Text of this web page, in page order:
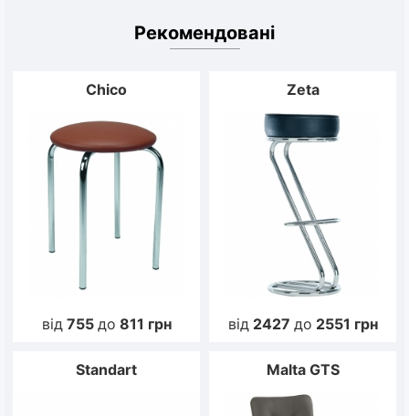
Рекомендовані
Chico
від 755 до 811 грн
Zeta
від 2427 до 2551 грн
Standart Malta GTS